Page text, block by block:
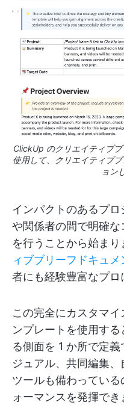
ClickUp のクリエイティブ
使用して、クリエイティブ
ョン
インパクトのあるプ
や関係者の間で明確
を行うことから始まり
ィブブリーフドキュ
者にも経験豊富なプロ
この完全にカスタマ
ンプレートを使用す
る側面を 1 か所で定
ジュアル、共同編集
ツールも備わってい
ォーマンスを発揮でき